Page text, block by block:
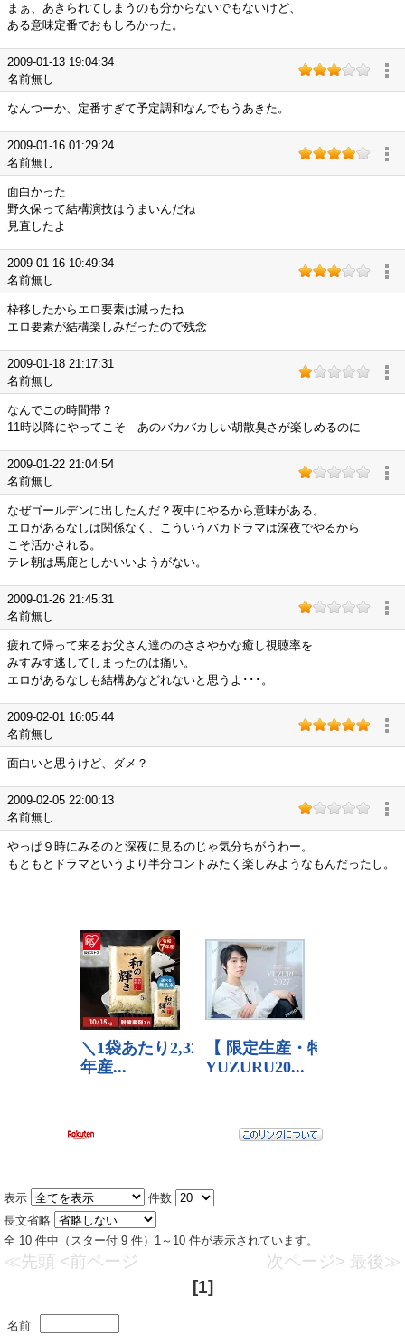
まぁ、あきられてしまうのも分からないでもないけど、
ある意味定番でおもしろかった。
2009-01-13 19:04:34
名前無し
なんつーか、定番すぎて予定調和なんでもうあきた。
2009-01-16 01:29:24
名前無し
面白かった
野久保って結構演技はうまいんだね
見直したよ
2009-01-16 10:49:34
名前無し
枠移したからエロ要素は減ったね
エロ要素が結構楽しみだったので残念
2009-01-18 21:17:31
名前無し
なんでこの時間帯？
11時以降にやってこそ あのバカバカしい胡散臭さが楽しめるのに
2009-01-22 21:04:54
名前無し
なぜゴールデンに出したんだ？夜中にやるから意味がある。
エロがあるなしは関係なく、こういうバカドラマは深夜でやるから
こそ活かされる。
テレ朝は馬鹿としかいいようがない。
2009-01-26 21:45:31
名前無し
疲れて帰って来るお父さん達ののささやかな癒し視聴率を
みすみす逃してしまったのは痛い。
エロがあるなしも結構あなどれないと思うよ･･･。
2009-02-01 16:05:44
名前無し
面白いと思うけど、ダメ？
2009-02-05 22:00:13
名前無し
やっぱ９時にみるのと深夜に見るのじゃ気分ちがうわー。
もともとドラマというより半分コントみたく楽しみようなもんだったし。
表示
件数
長文省略
全 10 件中（スター付 9 件）1～10 件が表示されています。
≪先頭 <前ページ 次ページ> 最後≫
[1]
名前